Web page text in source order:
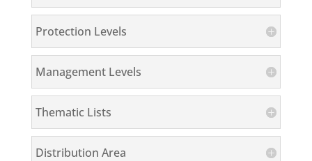
Protection Levels
Management Levels
Thematic Lists
Distribution Area